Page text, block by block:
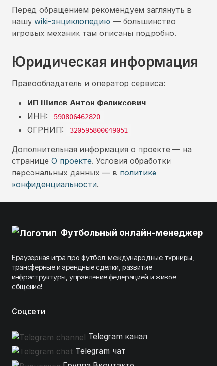
Перед обращением рекомендуем заглянуть в
нашу wiki-энциклопедию — большинство
игровых механик там описаны подробно.
Юридическая информация
Правообладатель и оператор сервиса:
ИП Шилов Антон Феликсович
ИНН:
590806462820
ОГРНИП: 320595800049051
Дополнительная информация о проекте — на
странице О проекте. Условия обработки
персональных данных — в политике
конфиденциальности.
Футбольный онлайн-менеджер
Браузерная игра про футбол: международные турниры,
трансферные и арендные сделки, развитие
инфраструктуры, управление федерацией и живое
общение!
Соцсети
Telegram канал
Telegram чат